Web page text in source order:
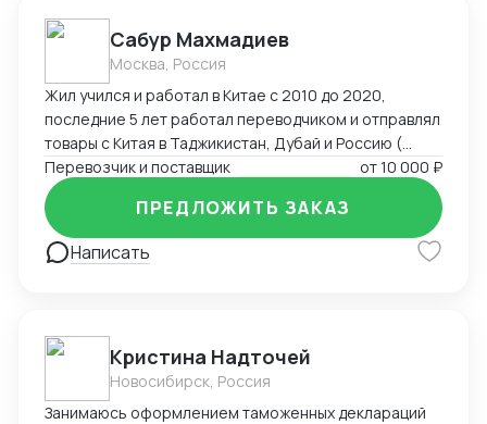
посредника; полная подготовка пакета документов
для подачи декларации на экспорт и импорт.
Сабур Махмадиев
Москва, Россия
Жил учился и работал в Китае с 2010 до 2020,
последние 5 лет работал переводчиком и отправлял
товары с Китая в Таджикистан, Дубай и Россию (
Москва)
Перевозчик и поставщик от10 000 ₽
Написать
ПРЕДЛОЖИТЬ ЗАКАЗ
Кристина Надточей
Новосибирск, Россия
Занимаюсь оформлением таможенных деклараций